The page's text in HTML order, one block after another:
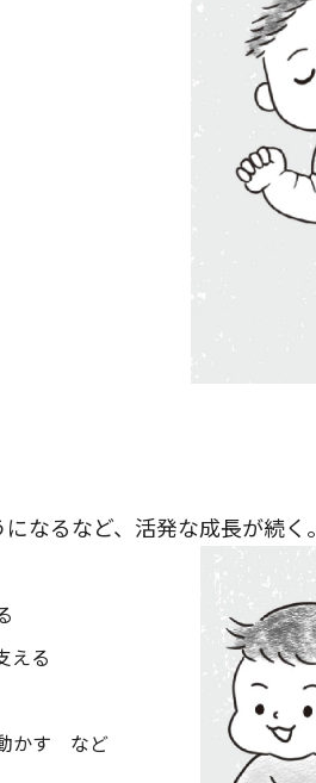
なるなど、活発な成長が続く。
える
かす など